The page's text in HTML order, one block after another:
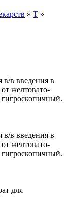
» Т »
в/в введения в
желтовато-
гигроскопичный.
в/в введения в
желтовато-
гигроскопичный.
для